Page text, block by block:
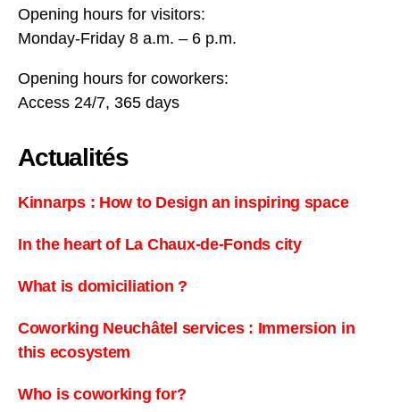
Opening hours for visitors:
Monday-Friday 8 a.m. – 6 p.m.
Opening hours for coworkers:
Access 24/7, 365 days
Actualités
Kinnarps : How to Design an inspiring space
In the heart of La Chaux-de-Fonds city
What is domiciliation ?
Coworking Neuchâtel services : Immersion in
this ecosystem
Who is coworking for?